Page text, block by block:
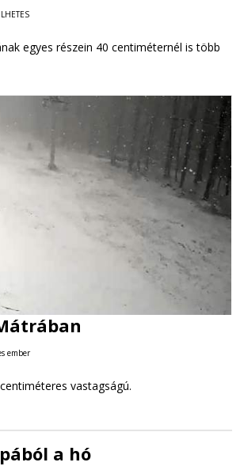
egyes részein 40 centiméternél is több
ember
vastagságú.
a hó